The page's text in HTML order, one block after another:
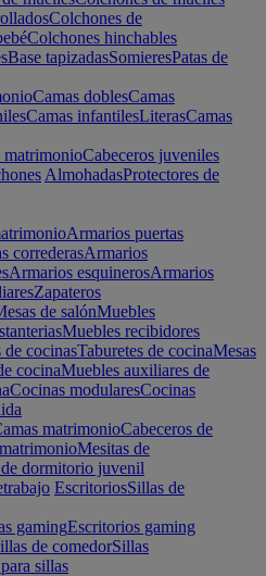
Colchones de
Colchones hinchables
Base tapizadasSomieresPatas de
Camas doblesCamas
Camas infantilesLiterasCamas
matrimonioCabeceros juveniles
AlmohadasProtectores de
Armarios puertas
correderasArmarios
Armarios esquinerosArmarios
Zapateros
de salónMuebles
Muebles recibidores
de cocinasTaburetes de cocinaMesas
cocinaMuebles auxiliares de
Cocinas modularesCocinas
matrimonioCabeceros de
Mesitas de
dormitorio juvenil
EscritoriosSillas de
gamingEscritorios gaming
de comedorSillas
sillas